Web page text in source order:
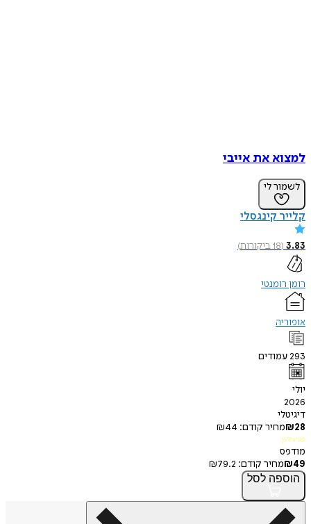
את אייבי
לי
קינגסלי
18ביקורות)
קודם:
₪44
מחיר קודם:
₪79.2
לסל